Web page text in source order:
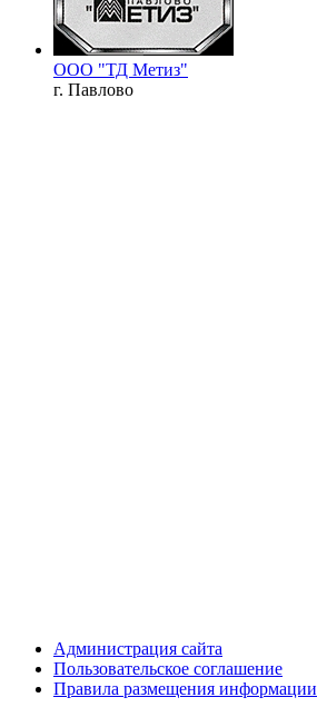
ООО "ТД Метиз"
г. Павлово
Администрация сайта
Пользовательское соглашение
Правила размещения информации